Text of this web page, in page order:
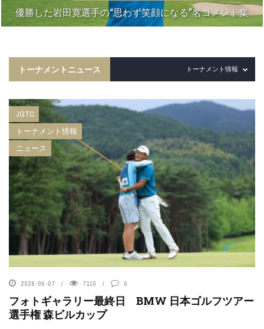
優勝した岩田寛選手の“思わず笑顔になる”名コメント集
トーナメントニュース トーナメント情報
JGTC
トーナメント情報
ニュース
2026-06-07 7110 0
フォトギャラリー最終日 BMW 日本ゴルフツアー
選手権 森ビルカップ